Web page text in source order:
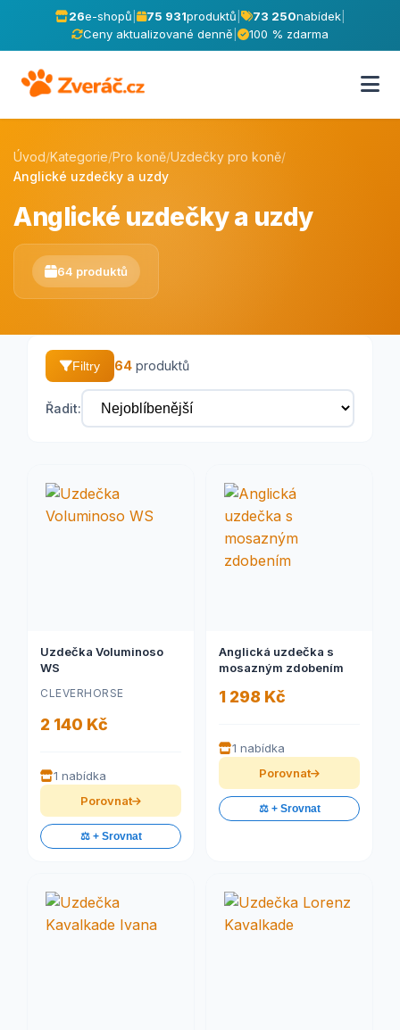
26e-shopů 75 931produktů 73 250nabídek|
Ceny aktualizované denně
100 % zdarma
Úvod/Kategorie/Pro koně/Uzdečky pro koně/
Anglické uzdečky a uzdy
Anglické uzdečky a uzdy
64 produktů
Filtry 64 produktů
Řadit:
Uzdečka Voluminoso
WS
CLEVERHORSE
2 140 Kč
1 nabídka
Porovnat
⚖️ + Srovnat
Anglická uzdečka s
mosazným zdobením
1 298 Kč
1 nabídka
Porovnat
⚖️ + Srovnat